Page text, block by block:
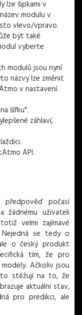
lze šipkami v
modulu v
vlevo/vpravo.
být také
vyberte
modulů jsou nyní
názvy lze změnit
v nastavení.
šířku".
záhlaví,
API.
předpověď počasí
žádnému uživateli
velmi zajímavé
Nejedná se tedy o
o český produkt
tím, že pro
Ačkoliv jsou
stěžují na to, že
aktuální stav,
pro predikci, ale